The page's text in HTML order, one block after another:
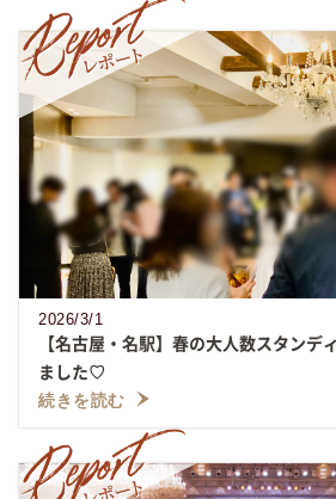
2026/3/1
【名古屋・名駅】春の大人数スタン
ました♡
続きを読む